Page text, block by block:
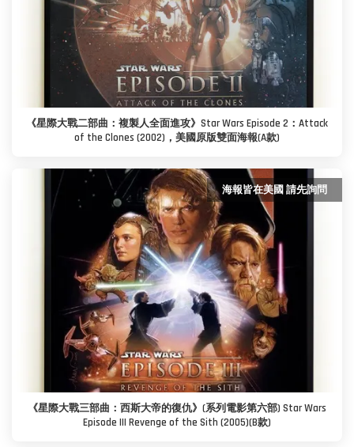
《星際大戰二部曲：複製人全面進攻》Star Wars Episode 2：Attack
of the Clones (2002)，美國原版雙面海報(A款)
海報皆在美國 請先詢問
《星際大戰三部曲：西斯大帝的復仇》(系列電影第六部) Star Wars
Episode III Revenge of the Sith (2005)(B款)